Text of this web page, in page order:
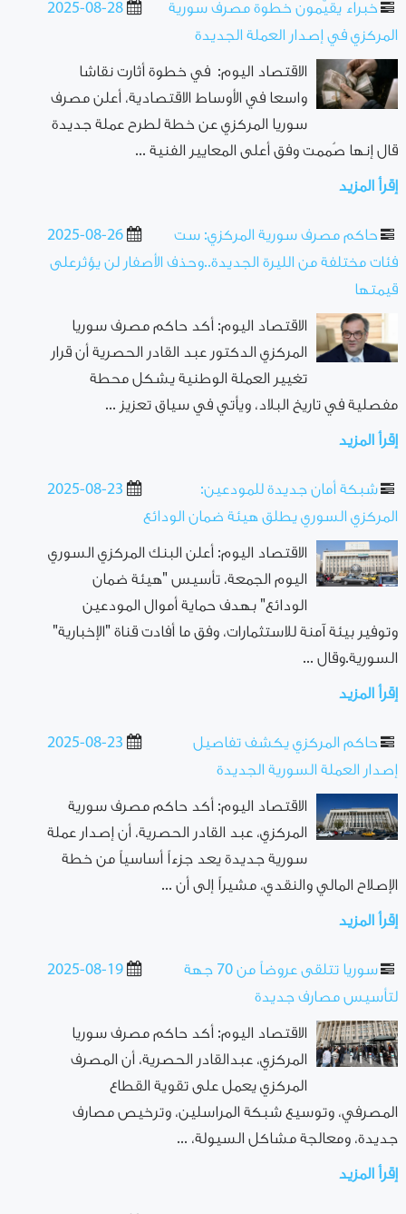
2025-08-28
خبراء يقيّمون خطوة مصرف سورية
المركزي في إصدار العملة الجديدة
الاقتصاد اليوم: في خطوة أثارت نقاشا
واسعا في الأوساط الاقتصادية، أعلن مصرف
سوريا المركزي عن خطة لطرح عملة جديدة
قال إنها صُممت وفق أعلى المعايير الفنية ...
إقرأ المزيد
2025-08-26
حاكم مصرف سورية المركزي: ست
فئات مختلفة من الليرة الجديدة..وحذف الأصفار لن يؤثرعلى
قيمتها
الاقتصاد اليوم: أكد حاكم مصرف سوريا
المركزي الدكتور عبد القادر الحصرية أن قرار
تغيير العملة الوطنية يشكل محطة
مفصلية في تاريخ البلاد، ويأتي في سياق تعزيز ...
إقرأ المزيد
2025-08-23
شبكة أمان جديدة للمودعين:
المركزي السوري يطلق هيئة ضمان الودائع
الاقتصاد اليوم: أعلن البنك المركزي السوري
اليوم الجمعة، تأسيس "هيئة ضمان
الودائع" بهدف حماية أموال المودعين
وتوفير بيئة آمنة للاستثمارات، وفق ما أفادت قناة "الإخبارية"
السورية.وقال ...
إقرأ المزيد
2025-08-23
حاكم المركزي يكشف تفاصيل
إصدار العملة السورية الجديدة
الاقتصاد اليوم: أكد حاكم مصرف سورية
المركزي، عبد القادر الحصرية، أن إصدار عملة
سورية جديدة يعد جزءاً أساسياً من خطة
الإصلاح المالي والنقدي، مشيراً إلى أن ...
إقرأ المزيد
2025-08-19
سوريا تتلقى عروضاً من 70 جهة
لتأسيس مصارف جديدة
الاقتصاد اليوم: أكد حاكم مصرف سوريا
المركزي، عبدالقادر الحصرية، أن المصرف
المركزي يعمل على تقوية القطاع
المصرفي، وتوسيع شبكة المراسلين، وترخيص مصارف
جديدة، ومعالجة مشاكل السيولة، ...
إقرأ المزيد